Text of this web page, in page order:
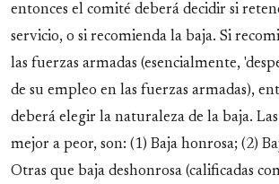
entonces el comité deberá decidir si
servicio, o si recomienda la baja. Si
las fuerzas armadas (esencialmente,
de su empleo en las fuerzas armadas),
deberá elegir la naturaleza de la baja.
mejor a peor, son: (1) Baja honrosa; (2)
Otras que baja deshonrosa (calificadas